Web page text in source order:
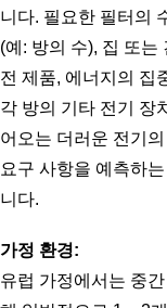
니다. 필요한 필터의
(예: 방의 수), 집 또는
전 제품, 에너지의 집
각 방의 기타 전기 장
어오는 더러운 전기
요구 사항을 예측하
니다.
가정 환경:
유럽 가정에서는 중